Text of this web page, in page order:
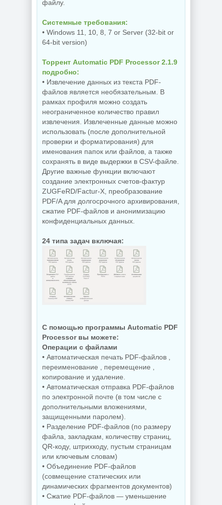
UPDF 2.5.7.0
20.5.0.19010
Бэкап системы
Hasleo Backup
Suite 5.9.2.1
NEW
Увеличение
изображений ON1
Resize AI 2026.5
20.5.0.19010
NEW
Редактор фото
ON1 Photo RAW
MAX 2026.5
NEW
Бесплатный
антивирус
Comodo Internet
Hasleo Backup
Suite 5.9.2.1 by
Dodakaedr
NEW
Редактор
изображений Krita
5.3.3 by 7997
Управление
процессами
Windows Process
Lasso Pro
18.2.3.42
NEW
Захват снимков с
монитора
FastStone Capture
файлу.
Системные требования:
• Windows 11, 10, 8, 7 or Server (32-bit or
64-bit version)
Торрент Automatic PDF Processor 2.1.9
подробно:
• Извлечение данных из текста PDF-
файлов является необязательным. В
рамках профиля можно создать
неограниченное количество правил
извлечения. Извлеченные данные можно
использовать (после дополнительной
проверки и форматирования) для
именования папок или файлов, а также
сохранять в виде выдержки в CSV-файле.
Другие важные функции включают
создание электронных счетов-фактур
ZUGFeRD/Factur-X, преобразование
PDF/A для долгосрочного архивирования,
сжатие PDF-файлов и анонимизацию
конфиденциальных данных.
24 типа задач включая:
С помощью программы Automatic PDF
Processor вы можете:
Операции с файлами
• Автоматическая печать PDF-файлов ,
переименование , перемещение ,
копирование и удаление.
• Автоматическая отправка PDF-файлов
по электронной почте (в том числе с
дополнительными вложениями,
защищенными паролем).
• Разделение PDF-файлов (по размеру
файла, закладкам, количеству страниц,
QR-коду, штрихкоду, пустым страницам
или ключевым словам)
• Объединение PDF-файлов
(совмещение статических или
динамических фрагментов документов)
• Сжатие PDF-файлов — уменьшение